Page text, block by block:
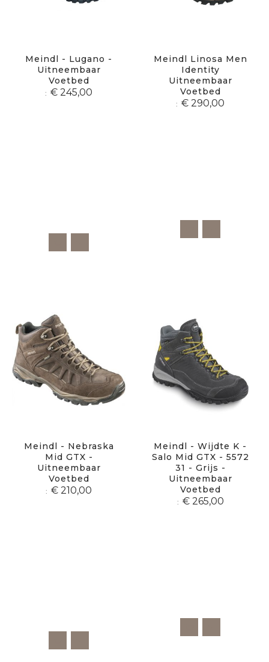
Meindl - Lugano -
Uitneembaar
Voetbed
€ 245,00
Meindl Linosa Men
Identity
Uitneembaar
Voetbed
€ 290,00
Meindl - Nebraska
Mid GTX -
Uitneembaar
Voetbed
€ 210,00
Meindl - Wijdte K -
Salo Mid GTX - 5572
31 - Grijs -
Uitneembaar
Voetbed
€ 265,00